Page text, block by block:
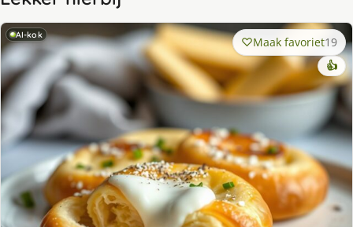
AI-kok Maak favoriet19
👍